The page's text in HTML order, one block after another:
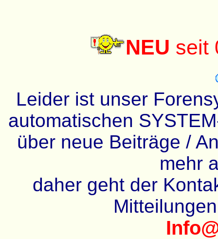
NEU seit
Leider ist unser
automatischen
über neue Beiträge /
mehr
daher geht der